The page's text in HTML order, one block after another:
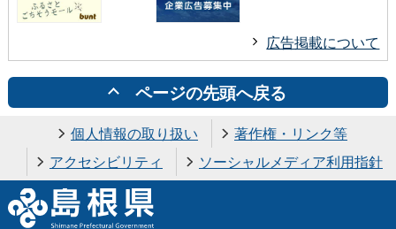
広告掲載について
ページの先頭へ戻る
個人情報の取り扱い
著作権・リンク等
アクセシビリティ
ソーシャルメディア利用指針